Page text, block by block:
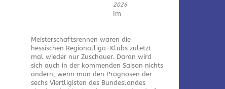
2026
Im
Meisterschaftsrennen waren die
hessischen Regionalliga-Klubs zuletzt
mal wieder nur Zuschauer. Daran wird
sich auch in der kommenden Saison nichts
ändern, wenn man den Prognosen der
sechs Viertligisten des Bundeslandes